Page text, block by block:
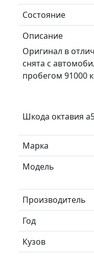
Состояние
Описание
Оригинал в
снята с
пробегом 91000
Шкода октавия
Марка
Модель
Производитель
Год
Кузов